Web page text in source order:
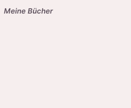
Meine Bücher